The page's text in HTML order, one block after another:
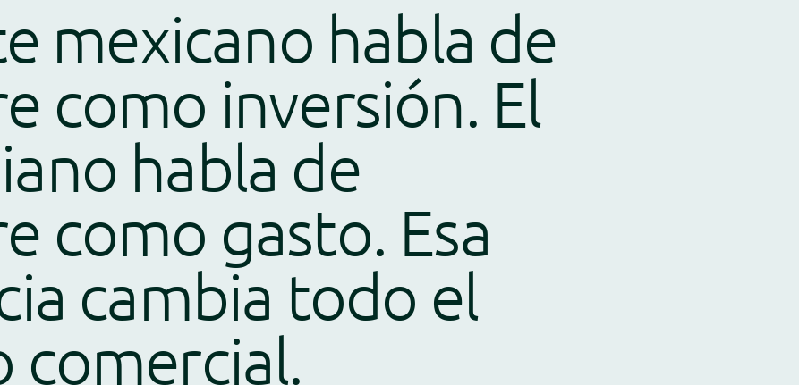
mexicano habla de
como inversión. El
habla de
como gasto. Esa
cambia todo el
comercial.